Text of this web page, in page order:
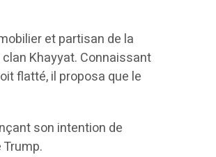
et partisan de la
Khayyat. Connaissant
flatté, il proposa que le
son intention de